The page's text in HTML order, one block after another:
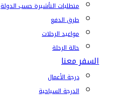
متطلبات التأشيرة حسب الدولة
طرق الدفع
مواعيد الرحلات
حالة الرحلة
السفر معنا
درجة الأعمال
الدرجة السياحية